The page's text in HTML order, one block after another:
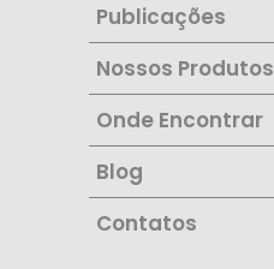
Publicações
Nossos Produtos
Onde Encontrar
Blog
Contatos